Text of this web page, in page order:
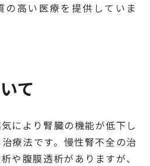
の高い医療を提供していま
て
により腎臓の機能が低下し
療法です。慢性腎不全の治
や腹膜透析がありますが、